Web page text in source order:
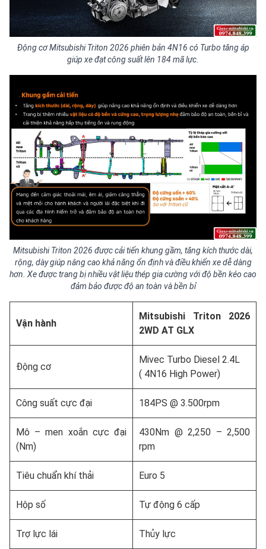
Động cơ Mitsubishi Triton 2026 phiên bản 4N16 có Turbo tăng áp
giúp xe đạt công suất lên 184 mã lực.
Mitsubishi Triton 2026 được cải tiến khung gầm, tăng kích thước dài,
rộng, dày giúp nâng cao khả năng ổn định và điều khiển xe dễ dàng
hơn. Xe được trang bị nhiều vật liệu thép gia cường với độ bền kéo cao
đảm bảo được độ an toàn và bền bỉ
Vận hành
Mitsubishi Triton 2026
2WD AT GLX
Động cơ
Mivec Turbo Diesel 2.4L
( 4N16 High Power)
Công suất cực đại 184PS @ 3.500rpm
Mô – men xoắn cực đại
(Nm)
430Nm @ 2,250 – 2,500
rpm
Tiêu chuẩn khí thải Euro 5
Hộp số Tự động 6 cấp
Trợ lực lái Thủy lực